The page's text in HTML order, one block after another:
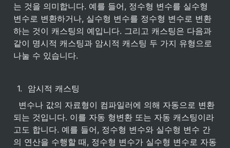
는 것을 의미합니다. 예를 들어, 정수형 변수를 실수형
변수로 변환하거나, 실수형 변수를 정수형 변수로 변환
하는 것이 캐스팅의 예입니다. 그리고 캐스팅은 다음과
같이 명시적 캐스팅과 암시적 캐스팅 두 가지 유형으로
나눌 수 있습니다.
1.
암시적 캐스팅
되는 것입니다. 이를 자동 형변환 또는 자동 캐스팅이라
고도 합니다. 예를 들어, 정수형 변수와 실수형 변수 간
의 연산을 수행할 때, 정수형 변수가 실수형 변수로 자동